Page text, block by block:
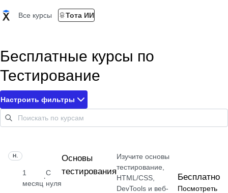
Все курсы Тота ИИ
Бесплатные курсы по
Тестирование
Настроить фильтры
НАВЫК
1
месяц
·
С
нуля
Основы
тестирования
Изучите основы
тестирование,
HTML/CSS,
DevTools и веб-
Бесплатно
Посмотреть